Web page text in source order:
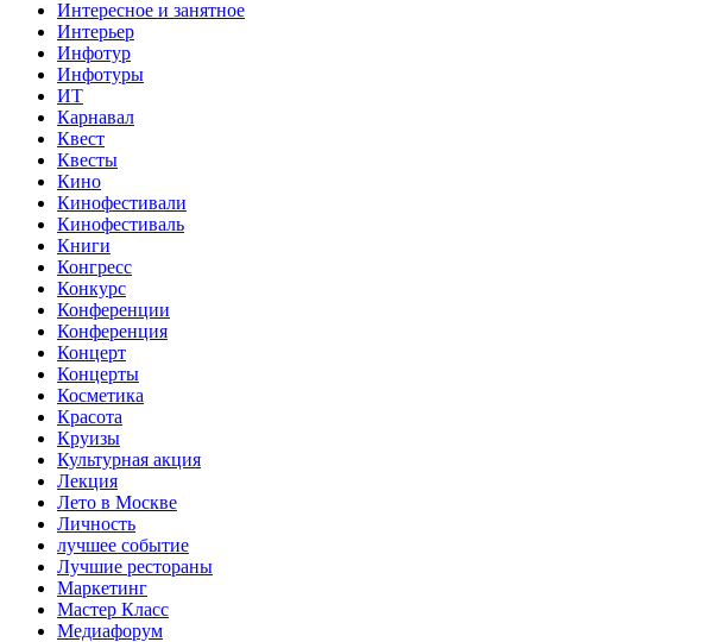
Интересное и занятное
Интерьер
Инфотур
Инфотуры
ИТ
Карнавал
Квест
Квесты
Кино
Кинофестивали
Кинофестиваль
Книги
Конгресс
Конкурс
Конференции
Конференция
Концерт
Концерты
Косметика
Красота
Круизы
Культурная акция
Лекция
Лето в Москве
Личность
лучшее событие
Лучшие рестораны
Маркетинг
Мастер Класс
Медиафорум